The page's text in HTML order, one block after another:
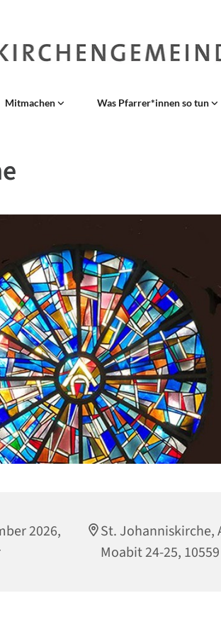
Mitmachen Was Pfarrer*innen so tun
2026,
St. Johanniskirche,
Moabit 24-25,